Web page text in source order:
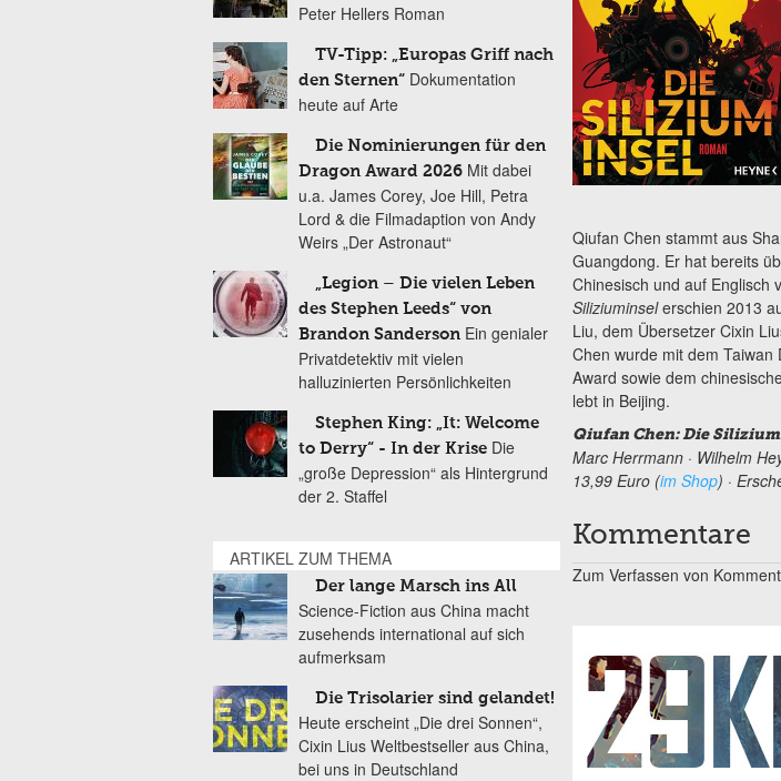
Qiufan Chen stammt aus
Guangdong. Er hat bereits
Chinesisch und auf Englisch
Siliziuminselerschien 2013
Liu, dem Übersetzer Cixin
Chen wurde mit dem
Award sowie dem
lebt in Beijing.
Qiufan Chen: Die
Marc Herrmann · Wilhelm
13,99 Euro (im Shop) ·
Kommentare
Zum Verfassen von
Peter Hellers Roman
TV-Tipp: „Europas Griff nach
den Sternen“ Dokumentation
heute auf Arte
Die Nominierungen für den
Dragon Award 2026 Mit dabei
u.a. James Corey, Joe Hill, Petra
Lord & die Filmadaption von Andy
Weirs „Der Astronaut“
„Legion – Die vielen Leben
des Stephen Leeds“ von
Brandon Sanderson Ein genialer
Privatdetektiv mit vielen
halluzinierten Persönlichkeiten
Stephen King: „It: Welcome
to Derry“ - In der Krise Die
„große Depression“ als Hintergrund
der 2. Staffel
ARTIKEL ZUM THEMA
Der lange Marsch ins All
Science-Fiction aus China macht
zusehends international auf sich
aufmerksam
Die Trisolarier sind gelandet!
Heute erscheint „Die drei Sonnen“,
Cixin Lius Weltbestseller aus China,
bei uns in Deutschland